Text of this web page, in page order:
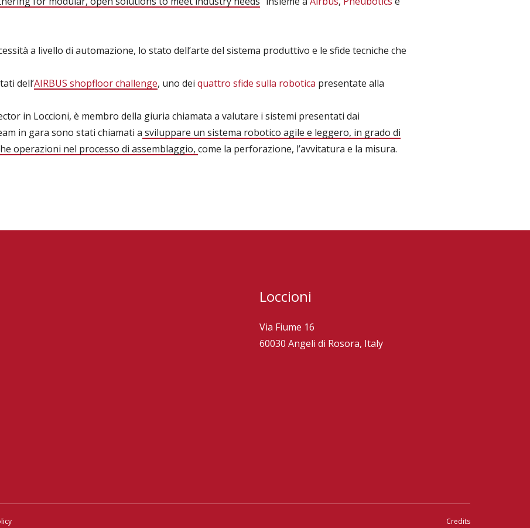
a livello di automazione, lo stato dell’arte del sistema produttivo e le sfide tecniche che
dell’AIRBUS shopfloor challenge, uno dei quattro sfide sulla robotica presentate alla
in Loccioni, è membro della giuria chiamata a valutare i sistemi presentati dai
in gara sono stati chiamati a sviluppare un sistema robotico agile e leggero, in grado di
operazioni nel processo di assemblaggio, come la perforazione, l’avvitatura e la misura.
Loccioni
Via Fiume 16
60030 Angeli di Rosora, Italy
Credits